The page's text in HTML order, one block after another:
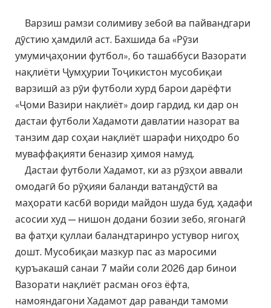
Варзиш рамзи солимиву зебоӣ ва пайвандгари
дӯстию ҳамдилӣ аст. Бахшида ба «Рӯзи
умумиҷаҳонии футбол», бо ташаббуси Вазорати
нақлиёти Ҷумҳурии Тоҷикистон мусобиқаи
варзишӣ аз рӯи футболи хурд барои дарёфти
«Ҷоми Вазири нақлиёт» доир гардид, ки дар он
дастаи футболи Хадамоти давлатии назорат ва
танзим дар соҳаи нақлиёт шарафи ниҳодро бо
муваффақияти беназир ҳимоя намуд.
Дастаи футболи Хадамот, ки аз рӯзҳои аввали
омодагӣ бо рӯҳияи баланди ватандӯстӣ ва
маҳорати касбӣ вориди майдон шуда буд, ҳадафи
асосии худ — нишон додани бозии зебо, ягонагӣ
ва фатҳи қуллаи баландтаринро устувор нигоҳ
дошт. Мусобиқаи мазкур пас аз маросими
қуръакашӣ санаи 7 майи соли 2026 дар бинои
Вазорати нақлиёт расман оғоз ёфта,
намояндагони Хадамот дар раванди тамоми